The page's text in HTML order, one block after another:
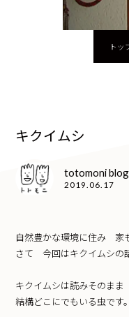
トッ
キクイムシ
totomoni
2019.06.17
自然豊かな環境に住み 家
さて 今回はキクイムシの
キクイムシは読みそのまま
結構どこにでもいる虫です。